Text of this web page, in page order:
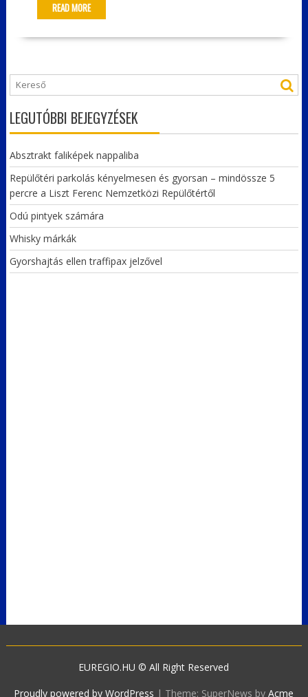
READ MORE
LEGUTÓBBI BEJEGYZÉSEK
Absztrakt faliképek nappaliba
Repülőtéri parkolás kényelmesen és gyorsan – mindössze 5
percre a Liszt Ferenc Nemzetközi Repülőtértől
Odú pintyek számára
Whisky márkák
Gyorshajtás ellen traffipax jelzővel
EUREGIO.HU © All Right Reserved
Proudly powered by WordPress | Theme: SuperNews byAcme